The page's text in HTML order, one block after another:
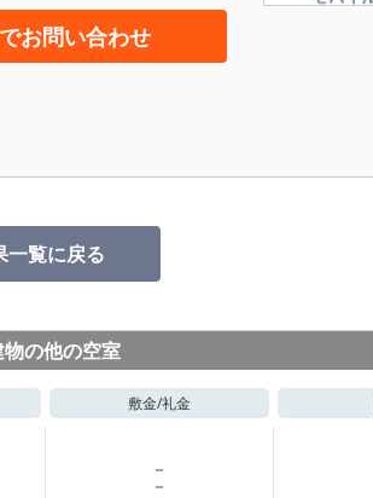
お問い合わせ
一覧に戻る
物の他の空室
敷金/礼金
－
－